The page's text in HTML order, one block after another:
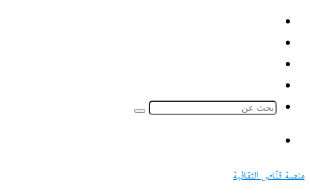
الموقع
منصة قنّاص الثقافية